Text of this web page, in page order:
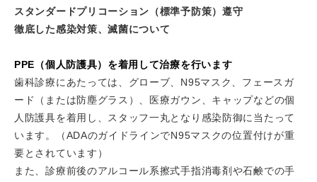
スタンダードプリコーション（標準予防策）遵守
徹底した感染対策、滅菌について
PPE（個人防護具）を着用して治療を行います
歯科診療にあたっては、グローブ、N95マスク、フェースガ
ード（または防塵グラス）、医療ガウン、キャップなどの個
人防護具を着用し、スタッフ一丸となり感染防御に当たって
います。（ADAのガイドラインでN95マスクの位置付けが重
要とされています）
また、診療前後のアルコール系擦式手指消毒剤や石鹸での手